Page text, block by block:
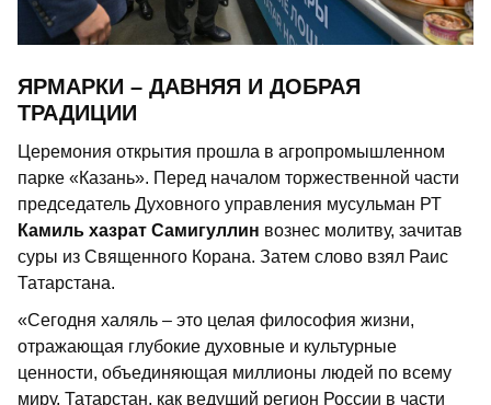
ЯРМАРКИ – ДАВНЯЯ И ДОБРАЯ
ТРАДИЦИИ
Церемония открытия прошла в агропромышленном
парке «Казань». Перед началом торжественной части
председатель Духовного управления мусульман РТ
Камиль хазрат Самигуллин вознес молитву, зачитав
суры из Священного Корана. Затем слово взял Раис
Татарстана.
«Сегодня халяль – это целая философия жизни,
отражающая глубокие духовные и культурные
ценности, объединяющая миллионы людей по всему
миру. Татарстан, как ведущий регион России в части